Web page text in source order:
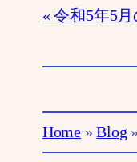
令和5年5
Home » Blog »